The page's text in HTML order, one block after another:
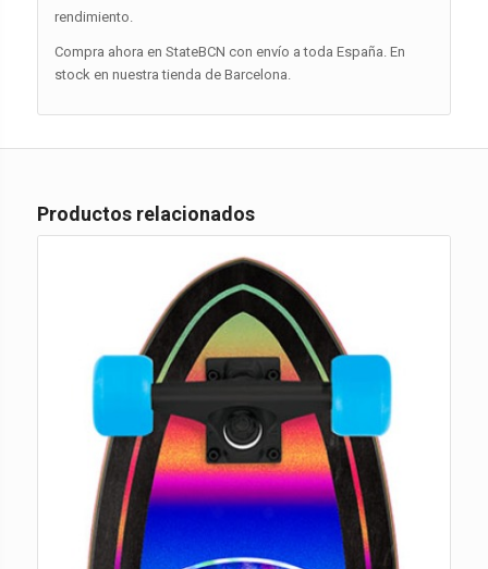
rendimiento.
Compra ahora en StateBCN con envío a toda España. En
stock en nuestra tienda de Barcelona.
Productos relacionados